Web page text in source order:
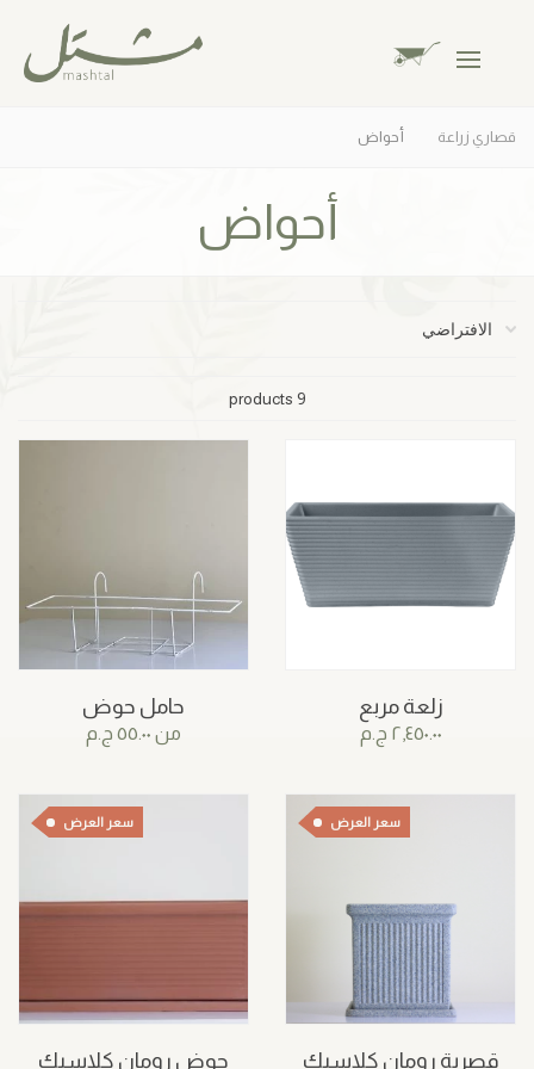
قصاري زراعة أحواض
أحواض
9 products
زلعة مربع
٢,٤٥٠.٠٠ ج.م
حامل حوض
من ٥٥.٠٠ ج.م
سعر العرض
قصرية رومان كلاسيك
سعر العرض
حوض رومان كلاسيك